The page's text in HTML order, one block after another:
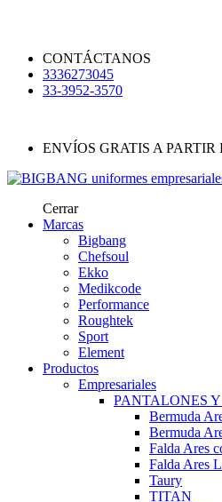
CONTÁCTANOS
3336273045
33-3952-3570
ENVÍOS GRATIS A PARTIR
Cerrar
Marcas
Bigbang
Chefsoul
Ekko
Medikcode
Performance
Roughtek
Sport
Element
Productos
Empresariales
PANTALONES
Bermuda
Bermuda
Falda Ares
Falda Ares
Taury
TITAN